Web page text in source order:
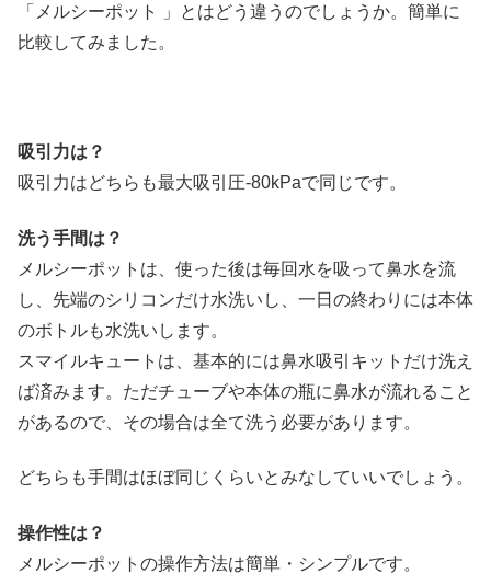
「メルシーポット 」とはどう違うのでしょうか。簡単に
比較してみました。
吸引力は？
吸引力はどちらも最大吸引圧-80kPaで同じです。
洗う手間は？
メルシーポットは、使った後は毎回水を吸って鼻水を流
し、先端のシリコンだけ水洗いし、一日の終わりには本体
のボトルも水洗いします。
スマイルキュートは、基本的には鼻水吸引キットだけ洗え
ば済みます。ただチューブや本体の瓶に鼻水が流れること
があるので、その場合は全て洗う必要があります。
どちらも手間はほぼ同じくらいとみなしていいでしょう。
操作性は？
メルシーポットの操作方法は簡単・シンプルです。